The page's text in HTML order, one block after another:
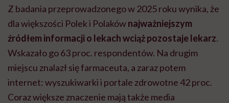
Z badania przeprowadzonego w 2025 roku wynika, że
dla większości Polek i Polakównajważniejszym
źródłem informacji o lekach wciąż pozostaje lekarz.
Wskazało go 63 proc. respondentów. Na drugim
miejscu znalazł się farmaceuta, a zaraz potem
internet: wyszukiwarki i portale zdrowotne 42 proc.
Coraz większe znaczenie mają także media